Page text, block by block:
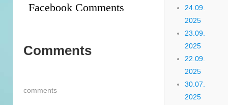
Facebook Comments
Comments
comments
24.09.
2025
23.09.
2025
22.09.
2025
30.07.
2025